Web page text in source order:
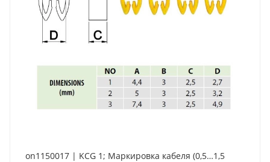
on1150017 | KCG 1; Маркировка кабеля (0,5…1,5